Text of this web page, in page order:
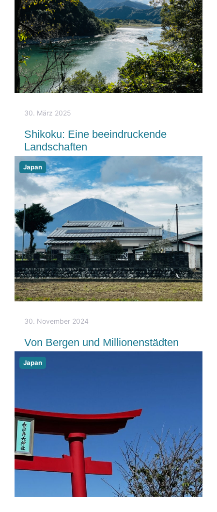
30. März 2025
Shikoku: Eine beeindruckende
Landschaften
Japan
30. November 2024
Von Bergen und Millionenstädten
Japan